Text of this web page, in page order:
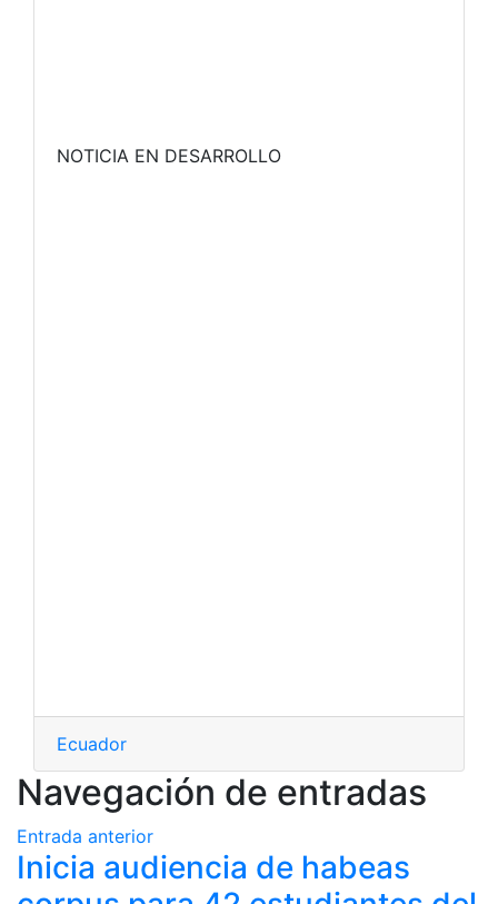
NOTICIA EN DESARROLLO
Ecuador
Navegación de entradas
Entrada anterior
Inicia audiencia de habeas